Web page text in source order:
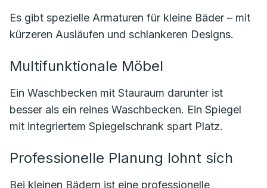
Es gibt spezielle Armaturen für kleine Bäder – mit
kürzeren Ausläufen und schlankeren Designs.
Multifunktionale Möbel
Ein Waschbecken mit Stauraum darunter ist
besser als ein reines Waschbecken. Ein Spiegel
mit integriertem Spiegelschrank spart Platz.
Professionelle Planung lohnt sich
Bei kleinen Bädern ist eine professionelle